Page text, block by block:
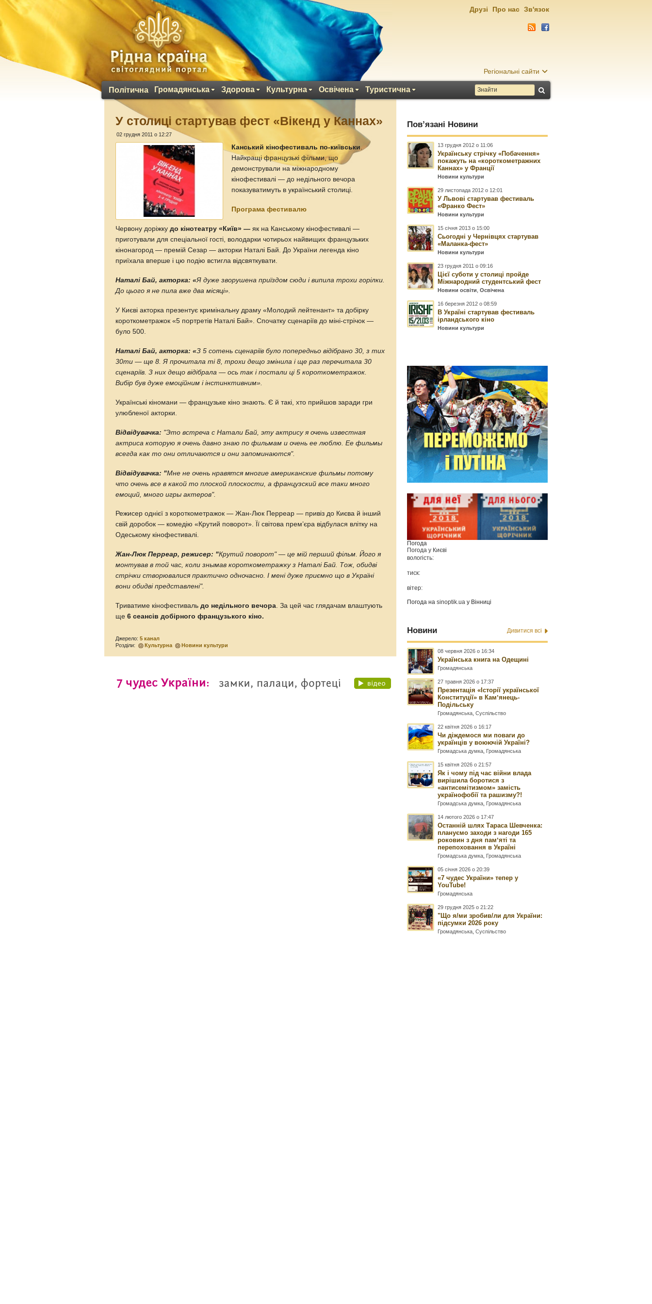
Регіональні сайти
Політична Громадянська Здорова Культурна Освічена Туристична
Друзі Про нас Зв'язок
У столиці стартував фест «Вікенд у Каннах»
02 грудня 2011 о 12:27
Канський кінофестиваль по-київськи.
Найкращі французькі фільми, що
демонстрували на міжнародному
кінофестивалі — до недільного вечора
показуватимуть в український столиці.
Програма фестивалю
Червону доріжкудо кінотеатру «Київ» — як на Канському кінофестивалі —
приготували для спеціальної гості, володарки чотирьох найвищих французьких
кінонагород — премій Сезар — акторки Наталі Бай. До України легенда кіно
приїхала вперше і цю подію встигла відсвяткувати.
Наталі Бай, акторка: «Я дуже зворушена приїздом сюди і випила трохи горілки.
До цього я не пила вже два місяці».
У Києві акторка презентує кримінальну драму «Молодий лейтенант» та добірку
короткометражок «5 портретів Наталі Бай». Спочатку сценаріїв до міні-стрічок —
було 500.
Наталі Бай, акторка: «З 5 сотень сценаріїв було попередньо відібрано 30, з тих
30ти — ще 8. Я прочитала ті 8, трохи дещо змінила і ще раз перечитала 30
сценаріїв. З них дещо відібрала — ось так і постали ці 5 короткометражок.
Вибір був дуже емоційним і інстинктивним».
Українські кіномани — французьке кіно знають. Є й такі, хто прийшов заради гри
улюбленої акторки.
Відвідувачка: "Это встреча с Натали Бай, эту актрису я очень известная
актриса которую я очень давно знаю по фильмам и очень ее люблю. Ее фильмы
всегда как то они отличаются и они запоминаются".
Відвідувачка: "Мне не очень нравятся многие американские фильмы потому
что очень все в какой то плоской плоскости, а французский все таки много
емоций, много игры актеров".
Режисер однієї з короткометражок — Жан-Люк Перреар — привіз до Києва й інший
свій доробок — комедію «Крутий поворот». Її світова прем’єра відбулася влітку на
Одеському кінофестивалі.
Жан-Люк Перреар, режисер: "Крутий поворот" — це мій перший фільм. Його я
монтував в той час, коли знымав короткометражку з Наталі Бай. Тож, обидві
стрічки створювалися практично одночасно. І мені дуже приємно що в Україні
вони обидві представлені".
Триватиме кінофестивальдо недільного вечора. За цей час глядачам влаштують
ще6 сеансів добірного французького кіно.
Джерело:5 канал
Розділи:
Культурна Новини культури
Пов’язані Новини
13 грудня 2012 о 11:06
Українську стрічку «Побачення»
покажуть на «короткометражних
Каннах» у Франції
Новини культури
29 листопада 2012 о 12:01
У Львові стартував фестиваль
«Франко Фест»
Новини культури
15 січня 2013 о 15:00
Сьогодні у Чернівцях стартував
«Маланка-фест»
Новини культури
23 грудня 2011 о 09:16
Цієї суботи у столиці пройде
Міжнародний студентський фест
Новини освіти ,Освічена
16 березня 2012 о 08:59
В Україні стартував фестиваль
ірландського кіно
Новини культури
Погода
Погода у Києві
вологість:
тиск:
вітер:
Погода наsinoptik.ua у Вінниці
Новини Дивитися всі
08 червня 2026 о 16:34
Українська книга на Одещині
Громадянська
27 травня 2026 о 17:37
Презентація «Історії української
Конституції» в Камʼянець-
Подільську
Громадянська ,Суспільство
22 квітня 2026 о 16:17
Чи діждемося ми поваги до
українців у воюючій Україні?
Громадська думка Громадянська
15 квітня 2026 о 21:57
Як і чому під час війни влада
вирішила боротися з
«антисемітизмом» замість
українофобії та рашизму?!
Громадська думка Громадянська
14 лютого 2026 о 17:47
Останній шлях Тараса Шевченка:
плануємо заходи з нагоди 165
роковин з дня памʼяті та
перепоховання в Україні
Громадська думка Громадянська
05 січня 2026 о 20:39
«7 чудес України» тепер у
YouTube!
Громадянська
29 грудня 2025 о 21:22
"Що я/ми зробив/ли для України:
підсумки 2026 року
Громадянська ,Суспільство